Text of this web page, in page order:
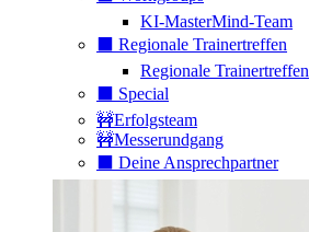
KI-MasterMind-Team
⬛️ Regionale Trainertreffen
Regionale Trainertreffen
⬛️ Special
🚧Erfolgsteam
🚧Messerundgang
⬛️ Deine Ansprechpartner